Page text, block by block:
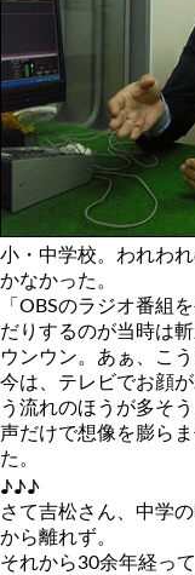
小・中学校。われわ
かなかった。
「OBSのラジオ番組
だりするのが当時は斬
ウンウン。あぁ、こ
今は、テレビでお顔
う流れのほうが多そう
声だけで想像を膨ら
た。
♪♪♪
さて吉松さん、中学
から離れず。
それから30余年経っ